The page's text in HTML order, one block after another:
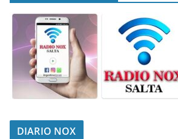
DIARIO NOX